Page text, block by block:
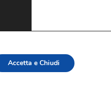
Accetta e Chiudi